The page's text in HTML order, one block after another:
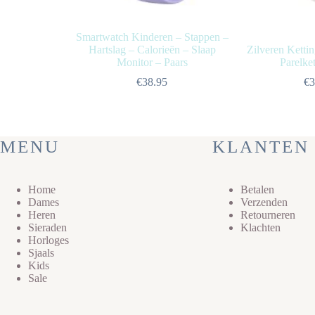
Smartwatch Kinderen – Stappen –
Hartslag – Calorieën – Slaap
Monitor – Paars
€38.95
Zilveren
€
MENU
Home
Dames
Heren
Sieraden
Horloges
Sjaals
Kids
Sale
KLANTEN
Betalen
Verzenden
Retourneren
Klachten